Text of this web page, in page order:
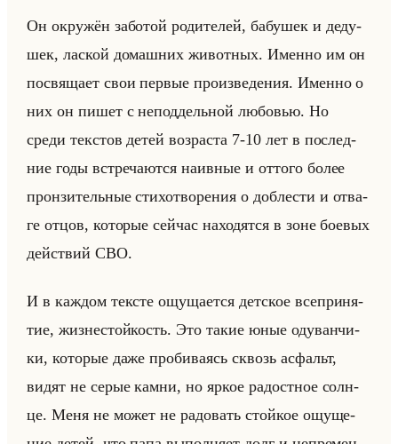
Он окру­жён за­бо­той ро­ди­те­лей, ба­бу­шек и де­ду­
шек, лас­кой до­маш­них жи­вот­ных. Имен­но им он
по­свя­ща­ет свои пер­вые про­из­ве­де­ния. Имен­но о
них он пишет с непод­дельной лю­бо­вью. Но
среди тек­стов детей воз­рас­та 7-10 лет в по­след­
ние годы встре­ча­ют­ся на­ив­ные и от­то­го более
прон­зи­тельные сти­хо­тво­ре­ния о доб­ле­сти и от­ва­
ге отцов, ко­то­рые сейчас на­хо­дят­ся в зоне бо­евых
действий СВО.
И в каж­дом тек­сте ощу­ща­ет­ся дет­ское все­при­ня­
тие, жиз­не­стойкость. Это такие юные оду­ван­чи­
ки, ко­то­рые даже про­би­ва­ясь сквозь ас­фальт,
видят не серые камни, но яркое ра­дост­ное солн­
це. Меня не может не ра­до­вать стойкое ощу­ще­